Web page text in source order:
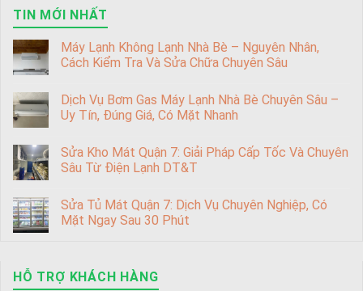
TIN MỚI NHẤT
Máy Lạnh Không Lạnh Nhà Bè – Nguyên Nhân,
Cách Kiểm Tra Và Sửa Chữa Chuyên Sâu
Dịch Vụ Bơm Gas Máy Lạnh Nhà Bè Chuyên Sâu –
Uy Tín, Đúng Giá, Có Mặt Nhanh
Sửa Kho Mát Quận 7: Giải Pháp Cấp Tốc Và Chuyên
Sâu Từ Điện Lạnh DT&T
Sửa Tủ Mát Quận 7: Dịch Vụ Chuyên Nghiệp, Có
Mặt Ngay Sau 30 Phút
HỖ TRỢ KHÁCH HÀNG